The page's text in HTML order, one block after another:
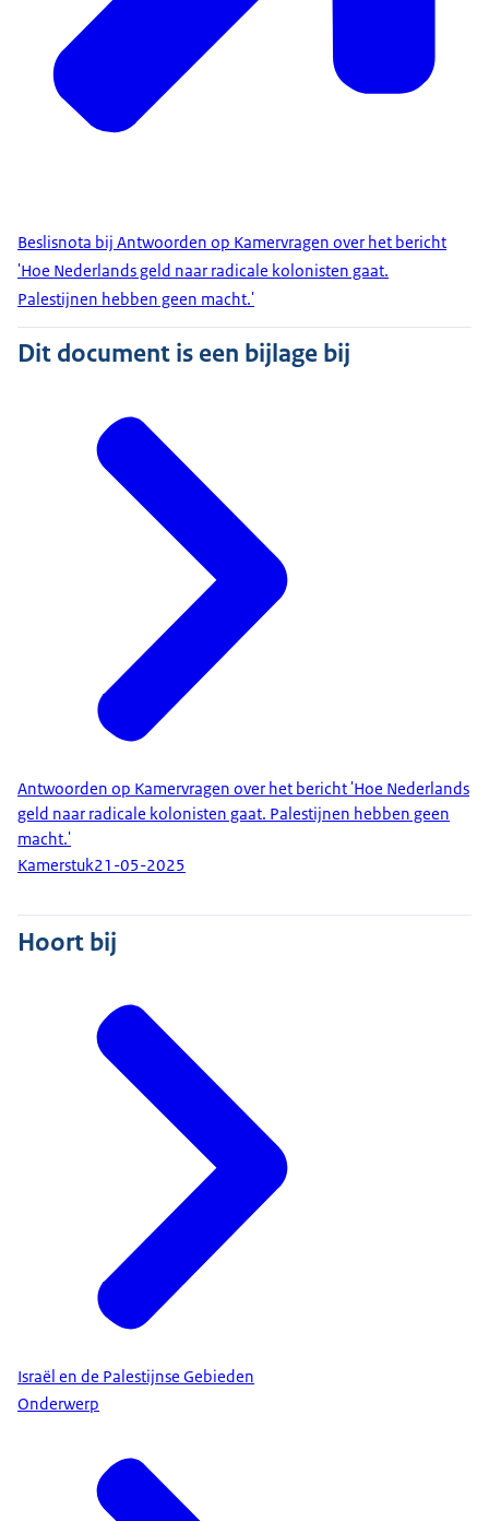
Beslisnota bij Antwoorden op Kamervragen over het bericht
'Hoe Nederlands geld naar radicale kolonisten gaat.
Palestijnen hebben geen macht.'
Dit document is een bijlage bij
Antwoorden op Kamervragen over het bericht 'Hoe Nederlands
geld naar radicale kolonisten gaat. Palestijnen hebben geen
macht.'
Kamerstuk21-05-2025
Hoort bij
Israël en de Palestijnse Gebieden
Onderwerp